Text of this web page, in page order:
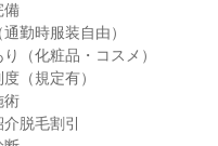
備
勤時服装自由）
（化粧品・コスメ）
（規定有）
術
脱毛割引